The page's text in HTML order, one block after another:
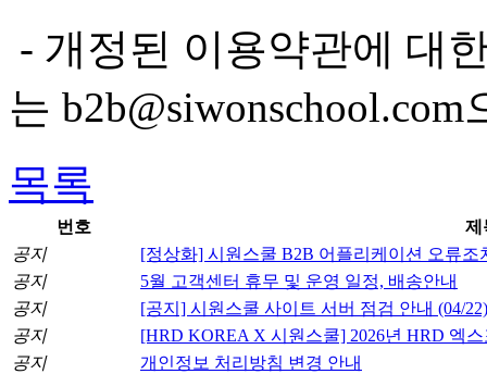
- 개정된 이용약관에 대
는
목록
번호
제
공지
[정상화] 시원스쿨 B2B 어플리케이션 오류조
공지
5월 고객센터 휴무 및 운영 일정, 배송안내
공지
[공지] 시원스쿨 사이트 서버 점검 안내 (04/22)
공지
[HRD KOREA X 시원스쿨] 2026년 HRD 엑스
공지
개인정보 처리방침 변경 안내